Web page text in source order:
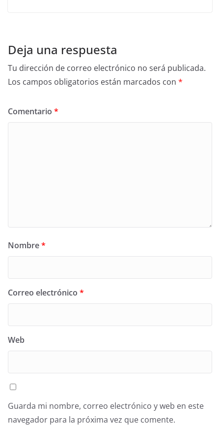
Deja una respuesta
Tu dirección de correo electrónico no será publicada.
Los campos obligatorios están marcados con *
Comentario *
Nombre*
Correo electrónico *
Web
Guarda mi nombre, correo electrónico y web en este
navegador para la próxima vez que comente.